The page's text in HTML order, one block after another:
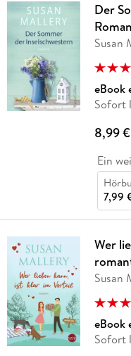
Der
Roman
Susan
eBook
Sofort
8,99 €
Ein
7,99
Wer
Susan
eBook
Sofort